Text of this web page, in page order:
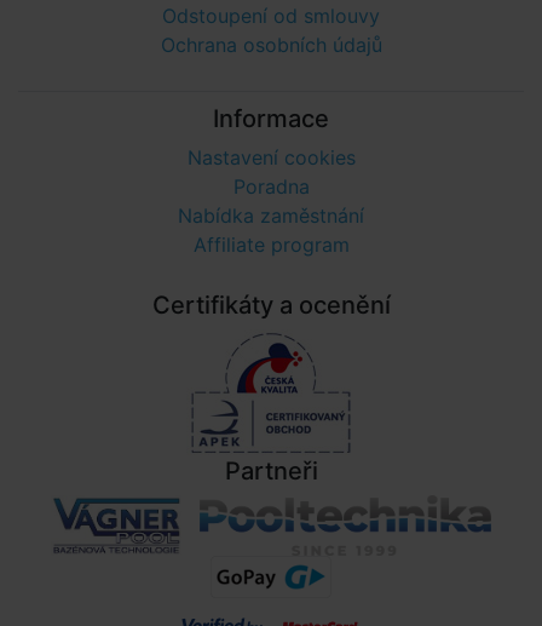
Odstoupení od smlouvy
Ochrana osobních údajů
Informace
Nastavení cookies
Poradna
Nabídka zaměstnání
Affiliate program
Certifikáty a ocenění
Partneři